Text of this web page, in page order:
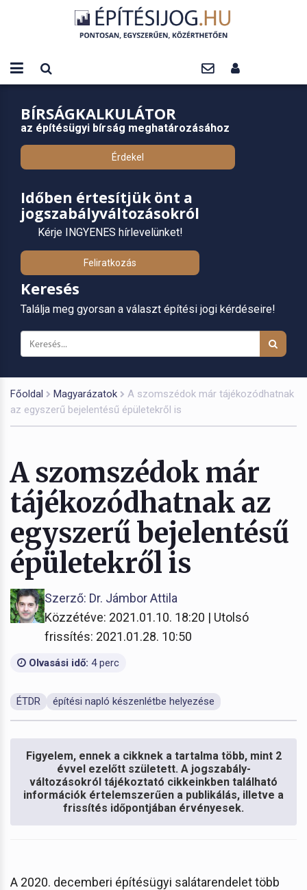
BÍRSÁGKALKULÁTOR
az építésügyi bírság meghatározásához
Érdekel
Időben értesítjük önt a
jogszabályváltozásokról
Kérje INGYENES hírlevelünket!
Feliratkozás
Keresés
Találja meg gyorsan a választ építési jogi kérdéseire!
Főoldal Magyarázatok
A szomszédok már tájékozódhatnak
az egyszerű bejelentésű épületekről is
A szomszédok már
tájékozódhatnak az
egyszerű bejelentésű
épületekről is
Szerző: Dr. Jámbor Attila
Közzétéve: 2021.01.10. 18:20 | Utolsó
frissítés: 2021.01.28. 10:50
Olvasási idő: 4 perc
ÉTDR építési napló készenlétbe helyezése
Figyelem, ennek a cikknek a tartalma több, mint 2
évvel ezelőtt született. A jogszabály-
változásokról tájékoztató cikkeinkben található
információk értelemszerűen a publikálás, illetve a
frissítés időpontjában érvényesek.
A 2020. decemberi építésügyi salátarendelet több